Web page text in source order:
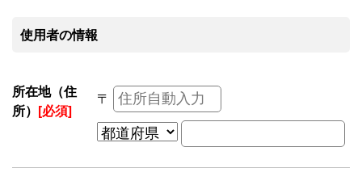
使用者の情報
所在地（住
所） [必須]
〒